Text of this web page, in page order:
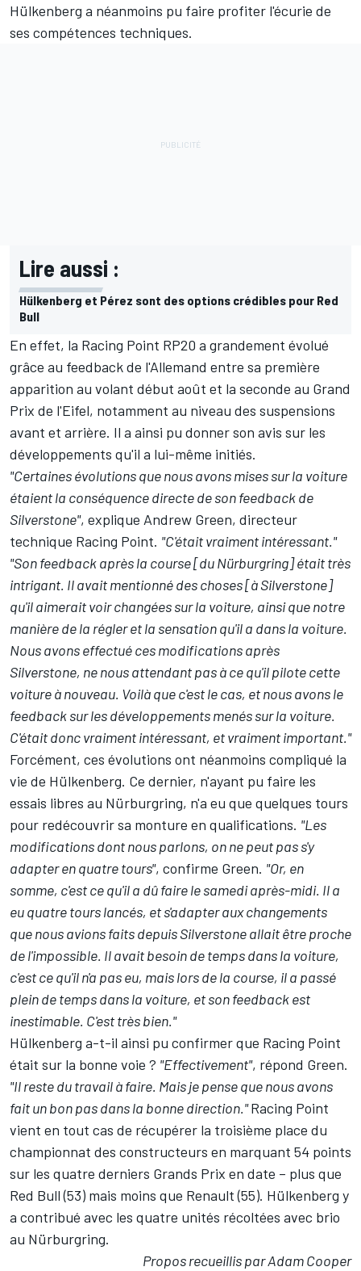
Hülkenberg a néanmoins pu faire profiter l'écurie de
ses compétences techniques.
Lire aussi :
Hülkenberg et Pérez sont des options crédibles pour Red
Bull
En effet, la Racing Point RP20 a grandement évolué
grâce au feedback de l'Allemand entre sa première
apparition au volant début août et la seconde au Grand
Prix de l'Eifel, notamment au niveau des suspensions
avant et arrière. Il a ainsi pu donner son avis sur les
développements qu'il a lui-même initiés.
"Certaines évolutions que nous avons mises sur la voiture
étaient la conséquence directe de son feedback de
Silverstone", explique Andrew Green, directeur
technique Racing Point. "C'était vraiment intéressant."
"Son feedback après la course [du Nürburgring] était très
intrigant. Il avait mentionné des choses [à Silverstone]
qu'il aimerait voir changées sur la voiture, ainsi que notre
manière de la régler et la sensation qu'il a dans la voiture.
Nous avons effectué ces modifications après
Silverstone, ne nous attendant pas à ce qu'il pilote cette
voiture à nouveau. Voilà que c'est le cas, et nous avons le
feedback sur les développements menés sur la voiture.
C'était donc vraiment intéressant, et vraiment important."
Forcément, ces évolutions ont néanmoins compliqué la
vie de Hülkenberg. Ce dernier, n'ayant pu faire les
essais libres au Nürburgring, n'a eu que quelques tours
pour redécouvrir sa monture en qualifications. "Les
modifications dont nous parlons, on ne peut pas s'y
adapter en quatre tours", confirme Green. "Or, en
somme, c'est ce qu'il a dû faire le samedi après-midi. Il a
eu quatre tours lancés, et s'adapter aux changements
que nous avions faits depuis Silverstone allait être proche
de l'impossible. Il avait besoin de temps dans la voiture,
c'est ce qu'il n'a pas eu, mais lors de la course, il a passé
plein de temps dans la voiture, et son feedback est
inestimable. C'est très bien."
Hülkenberg a-t-il ainsi pu confirmer que Racing Point
était sur la bonne voie ? "Effectivement", répond Green.
"Il reste du travail à faire. Mais je pense que nous avons
fait un bon pas dans la bonne direction."Racing Point
vient en tout cas de récupérer la troisième place du
championnat des constructeurs en marquant 54 points
sur les quatre derniers Grands Prix en date – plus que
Red Bull (53) mais moins que Renault (55). Hülkenberg y
a contribué avec les quatre unités récoltées avec brio
au Nürburgring.
Propos recueillis par Adam Cooper